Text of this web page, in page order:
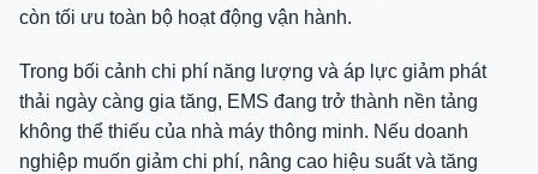
còn tối ưu toàn bộ hoạt động vận hành.
Trong bối cảnh chi phí năng lượng và áp lực giảm phát
thải ngày càng gia tăng, EMS đang trở thành nền tảng
không thể thiếu của nhà máy thông minh. Nếu doanh
nghiệp muốn giảm chi phí, nâng cao hiệu suất và tăng